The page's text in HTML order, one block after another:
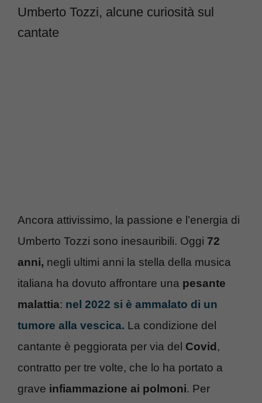
Umberto Tozzi, alcune curiosità sul
cantate
Ancora attivissimo, la passione e l’energia di
Umberto Tozzi sono inesauribili. Oggi 72
anni, negli ultimi anni la stella della musica
italiana ha dovuto affrontare una pesante
malattia: nel 2022 si è ammalato di un
tumore alla vescica. La condizione del
cantante è peggiorata per via del Covid ,
contratto per tre volte, che lo ha portato a
grave infiammazione ai polmoni. Per